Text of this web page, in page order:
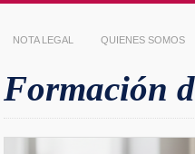
NOTA LEGAL QUIENES SOMOS
Formación